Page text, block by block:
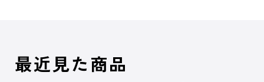
最近見た商品